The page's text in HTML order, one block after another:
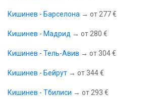
Кишинев - Барселона → от 277 €
Кишинев - Мадрид → от 280 €
Кишинев - Тель-Авив → от 304 €
Кишинев - Бейрут → от 344 €
Кишинев - Тбилиси → от 293 €